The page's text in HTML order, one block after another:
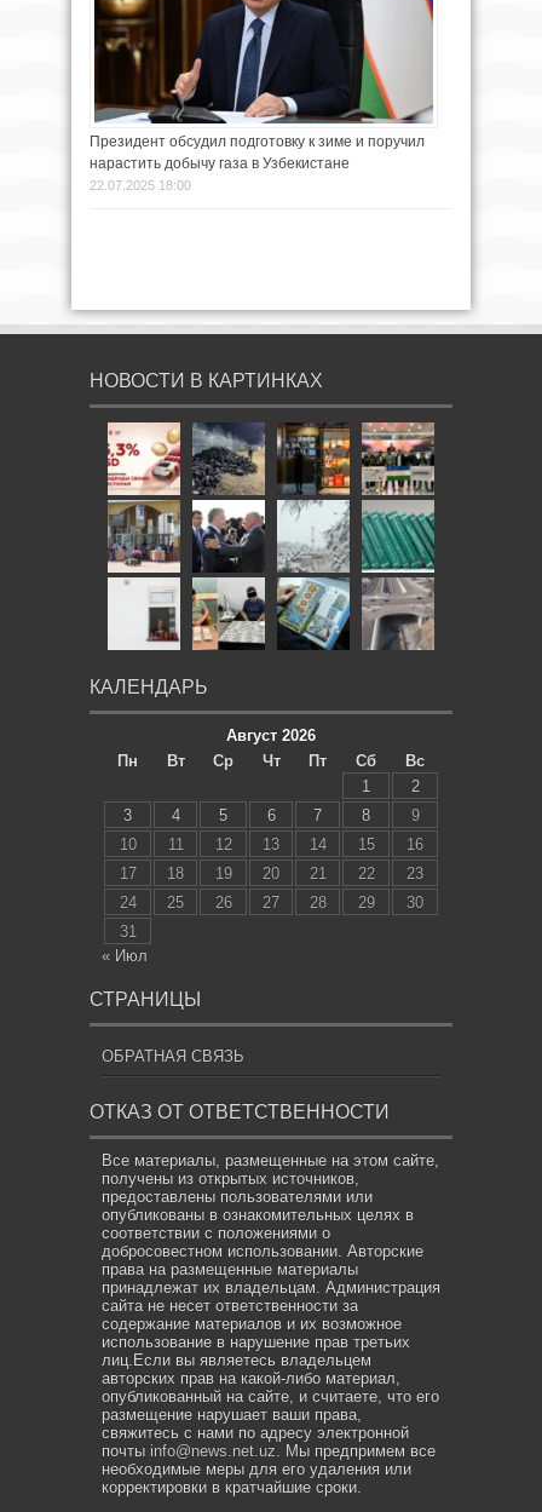
Президент обсудил подготовку к зиме и поручил
нарастить добычу газа в Узбекистане
22.07.2025 18:00
НОВОСТИ В КАРТИНКАХ
КАЛЕНДАРЬ
Август 2026
Пн
Вт Ср Чт Пт Сб
Вс
1
2
3
4 5 6 7 8
9
10
11 12 13 14 15
16
17
18 19 20 21 22
23
24
25 26 27 28 29
30
31
« Июл
СТРАНИЦЫ
ОБРАТНАЯ СВЯЗЬ
ОТКАЗ ОТ ОТВЕТСТВЕННОСТИ
Все материалы, размещенные на этом сайте,
получены из открытых источников,
предоставлены пользователями или
опубликованы в ознакомительных целях в
соответствии с положениями о
добросовестном использовании. Авторские
права на размещенные материалы
принадлежат их владельцам. Администрация
сайта не несет ответственности за
содержание материалов и их возможное
использование в нарушение прав третьих
лиц.Если вы являетесь владельцем
авторских прав на какой-либо материал,
опубликованный на сайте, и считаете, что его
размещение нарушает ваши права,
свяжитесь с нами по адресу электронной
почты info@news.net.uz. Мы предпримем все
необходимые меры для его удаления или
корректировки в кратчайшие сроки.